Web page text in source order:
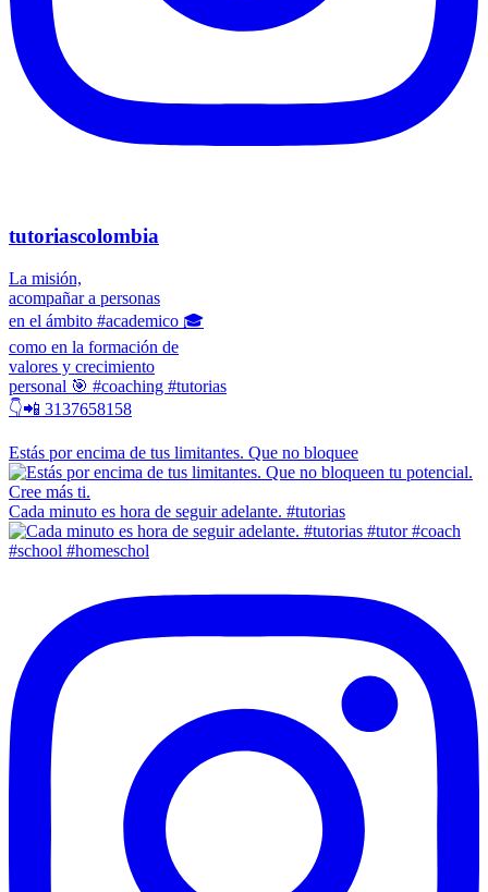
tutoriascolombia
La misión,
acompañar a personas
en el ámbito #academico 🎓
como en la formación de
valores y crecimiento
personal 🎯 #coaching #tutorias
👇📲 3137658158
Estás por encima de tus limitantes. Que no bloquee
Cada minuto es hora de seguir adelante. #tutorias